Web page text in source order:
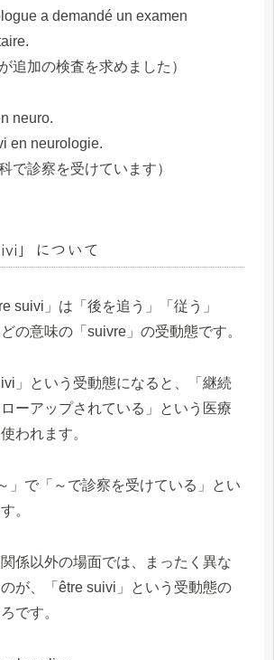
a demandé un examen
追加の検査を求めました）
neuro.
en neurologie.
で診察を受けています）
」について
suivi」は「後を追う」「従う」
の意味の「suivre」の受動態です。
」という受動態になると、「継続
ーアップされている」という医療
われます。
」で「～で診察を受けている」とい
。
係以外の場面では、まったく異な
が、「être suivi」という受動態の
です。